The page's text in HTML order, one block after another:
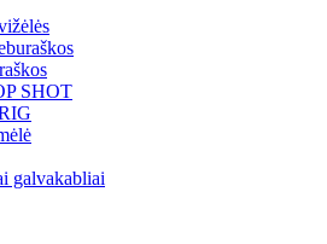
SHOT
galvakabliai